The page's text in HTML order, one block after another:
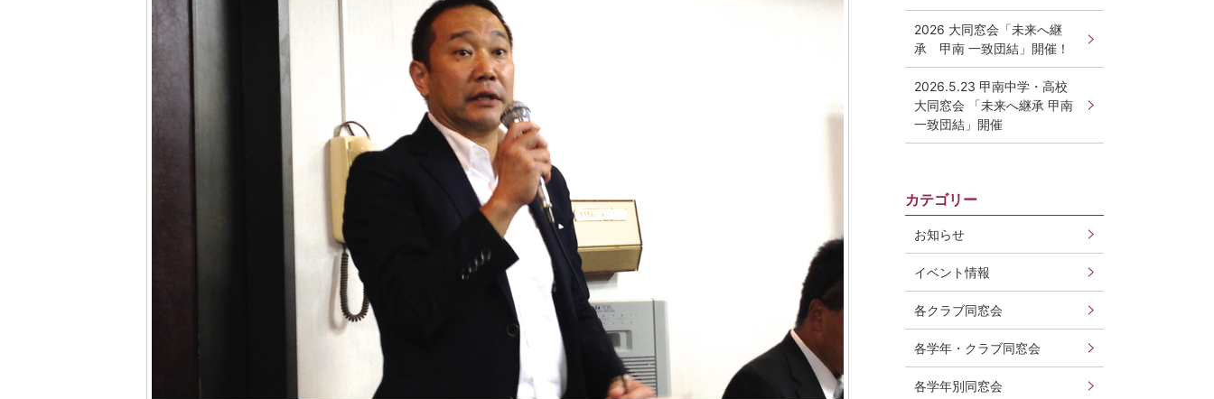
2026 大同窓会「未来へ継
承 甲南 一致団結」開催！
2026.5.23 甲南中学・高校
大同窓会 「未来へ継承 甲南
一致団結」開催
カテゴリー
お知らせ
イベント情報
各クラブ同窓会
各学年・クラブ同窓会
各学年別同窓会